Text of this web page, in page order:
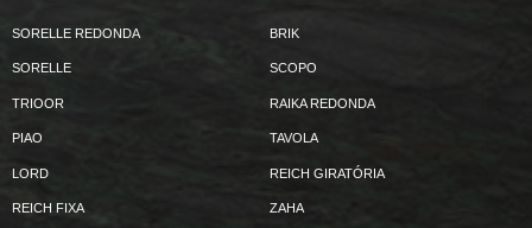
SORELLE REDONDA BRIK
SORELLE SCOPO
TRIOOR RAIKA REDONDA
PIAO TAVOLA
LORD REICH GIRATÓRIA
REICH FIXA ZAHA